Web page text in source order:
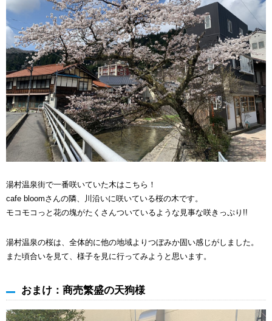
湯村温泉街で一番咲いていた木はこちら！
cafe bloomさんの隣、川沿いに咲いている桜の木です。
モコモコっと花の塊がたくさんついているような見事な咲きっぷり!!
湯村温泉の桜は、全体的に他の地域よりつぼみか固い感じがしました。
また頃合いを見て、様子を見に行ってみようと思います。
おまけ：商売繁盛の天狗様